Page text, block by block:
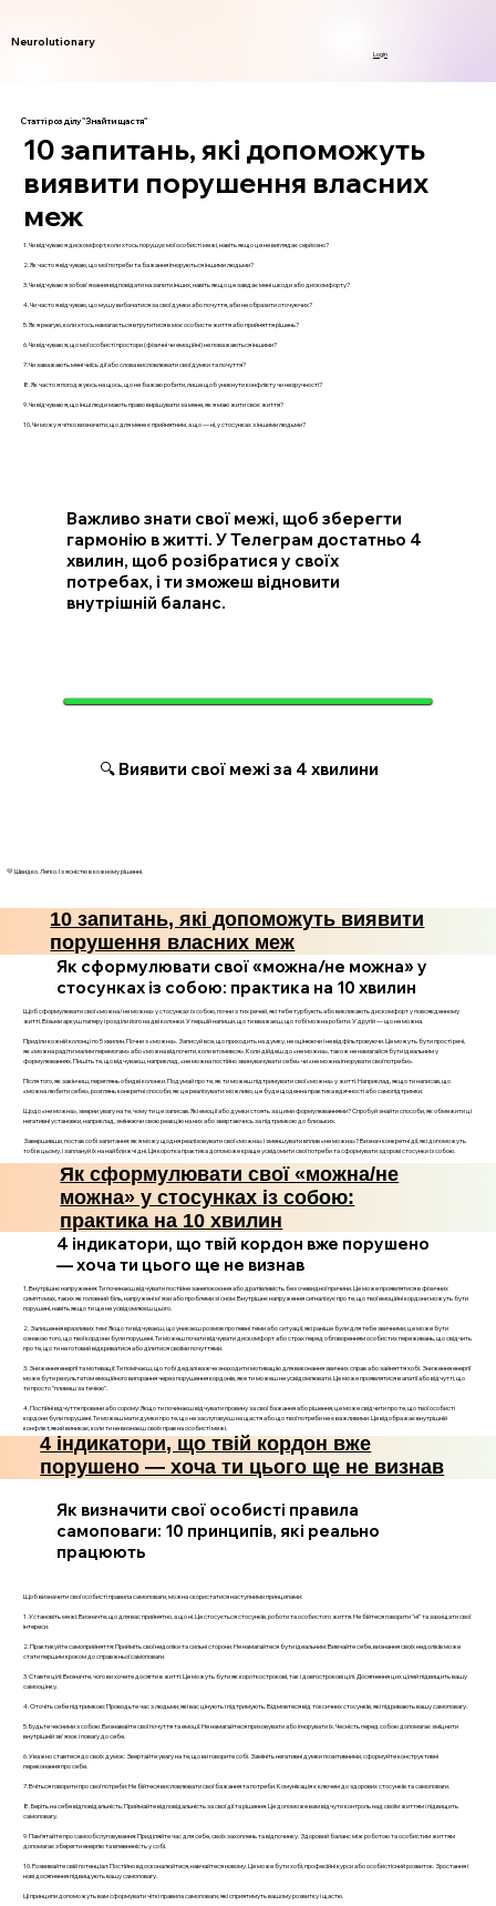
Neurolutionary
Login
Статті розділу "Знайти щастя"
10 запитань, які допоможуть
виявити порушення власних
меж
1. Чи відчуваю я дискомфорт, коли хтось порушує мої особисті межі, навіть якщо це не виглядає серйозно?
2. Як часто я відчуваю, що мої потреби та бажання ігноруються іншими людьми?
3. Чи відчуваю я зобов'язання відповідати на запити інших, навіть якщо це завдає мені шкоди або дискомфорту?
4. Чи часто я відчуваю, що мушу вибачатися за свої думки або почуття, аби не образити оточуючих?
5. Як я реагую, коли хтось намагається втрутитися в моє особисте життя або прийняття рішень?
6. Чи відчуваю я, що мої особисті простори (фізичні чи емоційні) не поважаються іншими?
7. Чи заважають мені чиїсь дії або слова висловлювати свої думки та почуття?
8. Як часто я погоджуюсь на щось, що не бажаю робити, лише щоб уникнути конфлікту чи незручності?
9. Чи відчуваю я, що інші люди мають право вирішувати за мене, як я маю жити своє життя?
10. Чи можу я чітко визначити, що для мене є прийнятним, а що — ні, у стосунках з іншими людьми?
Важливо знати свої межі, щоб зберегти
гармонію в житті. У Телеграм достатньо 4
хвилин, щоб розібратися у своїх
потребах, і ти зможеш відновити
внутрішній баланс.
🔍 Виявити свої межі за 4 хвилини
💛 Швидко. Легко. І з ясністю в кожному рішенні.
10 запитань, які допоможуть виявити
порушення власних меж
Як сформулювати свої «можна/не можна» у
стосунках із собою: практика на 10 хвилин
Щоб сформулювати свої «можна/не можна» у стосунках із собою, почни з тих речей, які тебе турбують або викликають дискомфорт у повсякденному
житті. Візьми аркуш паперу і розділи його на дві колонки. У першій напиши, що ти вважаєш, що тобі можна робити. У другій — що не можна.
Приділи кожній колонці по 5 хвилин. Почни з «можна». Записуй все, що приходить на думку, не оцінюючи і не відфільтровуючи. Це можуть бути прості речі,
як «можна радіти малим перемогам» або «можна відпочити, коли втомився». Коли дійдеш до «не можна», також не намагайся бути ідеальним у
формулюваннях. Пишіть те, що відчуваєш, наприклад, «не можна постійно звинувачувати себе» чи «не можна ігнорувати свої потреби».
Після того, як закінчиш, переглянь обидві колонки. Подумай про те, як ти можеш підтримувати свої «можна» у житті. Наприклад, якщо ти написав, що
«можна любити себе», розглянь конкретні способи, як це реалізувати: можливо, це буде щоденна практика вдячності або самопідтримки.
Щодо «не можна», зверни увагу на те, чому ти це записав. Які емоції або думки стоять за цими формулюваннями? Спробуй знайти способи, як обмежити ці
негативні установки, наприклад, змінюючи свою реакцію на них або звертаючись за підтримкою до близьких.
Завершивши, постав собі запитання: як я можу щодня реалізовувати свої «можна» і зменшувати вплив «не можна»? Визнач конкретні дії, які допоможуть
тобі в цьому, і заплануй їх на найближчі дні. Ця коротка практика допоможе краще усвідомити свої потреби та сформувати здорові стосунки із собою.
Як сформулювати свої «можна/не
можна» у стосунках із собою:
практика на 10 хвилин
4 індикатори, що твій кордон вже порушено
— хоча ти цього ще не визнав
1. Внутрішнє напруження: Ти починаєш відчувати постійне занепокоєння або дратівливість без очевидної причини. Це може проявлятися в фізичних
симптомах, таких як головний біль, напружені м'язи або проблеми зі сном. Внутрішнє напруження сигналізує про те, що твої емоційні кордони можуть бути
порушені, навіть якщо ти ще не усвідомлюєш цього.
2. Залишення вразливих тем: Якщо ти відчуваєш, що уникаєш розмов про певні теми або ситуації, які раніше були для тебе звичними, це може бути
ознакою того, що твої кордони були порушені. Ти можеш почати відчувати дискомфорт або страх перед обговоренням особистих переживань, що свідчить
про те, що ти не готовий відкриватися або ділитися своїми почуттями.
3. Зниження енергії та мотивації: Ти помічаєш, що тобі дедалі важче знаходити мотивацію для виконання звичних справ або зайняття хобі. Зниження енергії
може бути результатом емоційного вигорання через порушення кордонів, яке ти можеш не усвідомлювати. Це може проявлятися в апатії або відчутті, що
ти просто "пливеш за течією".
4. Постійні відчуття провини або сорому: Якщо ти починаєш відчувати провину за свої бажання або рішення, це може свідчити про те, що твої особисті
кордони були порушені. Ти можеш мати думки про те, що не заслуговуєш на щастя або що твої потреби не є важливими. Це відображає внутрішній
конфлікт, який виникає, коли ти не визнаєш своїх прав на особисті межі.
4 індикатори, що твій кордон вже
порушено — хоча ти цього ще не визнав
Як визначити свої особисті правила
самоповаги: 10 принципів, які реально
працюють
Щоб визначити свої особисті правила самоповаги, можна скористатися наступними принципами:
1. Установіть межі: Визначте, що для вас прийнятно, а що ні. Це стосується стосунків, роботи та особистого життя. Не бійтеся говорити "ні" та захищати свої
інтереси.
2. Практикуйте самоприйняття: Прийміть свої недоліки та сильні сторони. Не намагайтеся бути ідеальним. Вивчайте себе, визнання своїх недоліків може
стати першим кроком до справжньої самоповаги.
3. Ставте цілі: Визначте, чого ви хочете досягти в житті. Це можуть бути як короткострокові, так і довгострокові цілі. Досягнення цих цілей підвищить вашу
самооцінку.
4. Оточіть себе підтримкою: Проводьте час з людьми, які вас цінують і підтримують. Відмовтеся від токсичних стосунків, які підривають вашу самоповагу.
5. Будьте чесними з собою: Визнавайте свої почуття та емоції. Не намагайтеся приховувати або ігнорувати їх. Чесність перед собою допомагає зміцнити
внутрішній зв'язок і повагу до себе.
6. Уважно ставтеся до своїх думок: Звертайте увагу на те, що ви говорите собі. Замініть негативні думки позитивними, сформуйте конструктивні
переконання про себе.
7. Вчіться говорити про свої потреби: Не бійтеся висловлювати свої бажання та потреби. Комунікація є ключем до здорових стосунків та самоповаги.
8. Беріть на себе відповідальність: Приймайте відповідальність за свої дії та рішення. Це допоможе вам відчути контроль над своїм життям і підвищить
самоповагу.
9. Пам’ятайте про самообслуговування: Приділяйте час для себе, своїх захоплень та відпочинку. Здоровий баланс між роботою та особистим життям
допомагає зберегти енергію та впевненість у собі.
10. Розвивайте свій потенціал: Постійно вдосконалюйтеся, навчайтеся новому. Це може бути хобі, професійні курси або особистісний розвиток. Зростання і
нові досягнення підвищують вашу самоповагу.
Ці принципи допоможуть вам сформувати чіткі правила самоповаги, які сприятимуть вашому розвитку і щастю.